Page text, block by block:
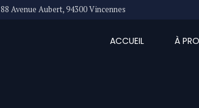
88 Avenue Aubert, 94300 Vincennes
ACCUEIL À